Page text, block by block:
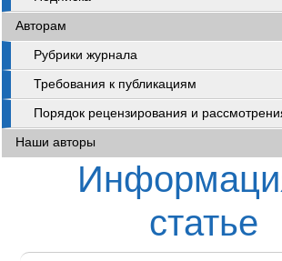
Авторам
Рубрики журнала
Требования к публикациям
Порядок рецензирования и
Наши авторы
статье